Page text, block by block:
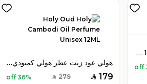
هولي عود زيت عطر هولي كمبودي 12 مل للجنسين
SAR 179
SAR 279
36% off
هولي عود زيت عطر هولي هند 12 مل للجنسين